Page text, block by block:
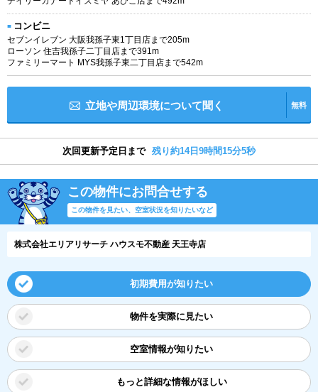
コンビニ
セブンイレブン 大阪我孫子東1丁目店まで205m
ローソン 住吉我孫子二丁目店まで391m
ファミリーマート MYS我孫子東二丁目店まで542m
立地や周辺環境について聞く 無料
次回更新予定日まで 残り約14日9時間15分4秒
この物件にお問合せする
この物件を見たい、空室状況を知りたいなど
株式会社エリアリサーチ ハウスモ不動産 天王寺店
初期費用が知りたい
物件を実際に見たい
空室情報が知りたい
もっと詳細な情報がほしい